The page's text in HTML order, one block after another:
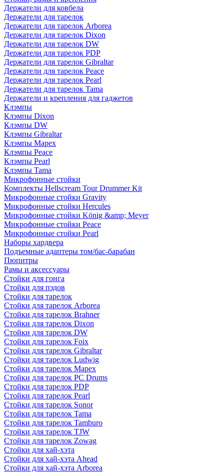
Держатели для ковбела
Держатели для тарелок
Держатели для тарелок Arborea
Держатели для тарелок Dixon
Держатели для тарелок DW
Держатели для тарелок PDP
Держатели для тарелок Gibraltar
Держатели для тарелок Peace
Держатели для тарелок Pearl
Держатели для тарелок Tama
Держатели и крепления для гаджетов
Клэмпы
Клэмпы Dixon
Клэмпы DW
Клэмпы Gibraltar
Клэмпы Mapex
Клэмпы Peace
Клэмпы Pearl
Клэмпы Tama
Микрофонные стойки
Комплекты Hellscream Tour Drummer Kit
Микрофонные стойки Gravity
Микрофонные стойки Hercules
Микрофонные стойки König &amp; Meyer
Микрофонные стойки Peace
Микрофонные стойки Pearl
Наборы хардвера
Подъемные адаптеры том/бас-барабан
Пюпитры
Рамы и аксессуары
Стойки для гонга
Стойки для пэдов
Стойки для тарелок
Стойки для тарелок Arborea
Стойки для тарелок Brahner
Стойки для тарелок Dixon
Стойки для тарелок DW
Стойки для тарелок Foix
Стойки для тарелок Gibraltar
Стойки для тарелок Ludwig
Стойки для тарелок Mapex
Стойки для тарелок PC Drums
Стойки для тарелок PDP
Стойки для тарелок Pearl
Стойки для тарелок Sonor
Стойки для тарелок Tama
Стойки для тарелок Tamburo
Стойки для тарелок TJW
Стойки для тарелок Zowag
Стойки для хай-хэта
Стойки для хай-хэта Ahead
Стойки для хай-хэта Arborea